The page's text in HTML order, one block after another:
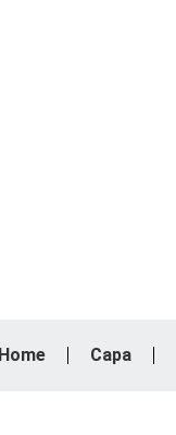
Home Capa